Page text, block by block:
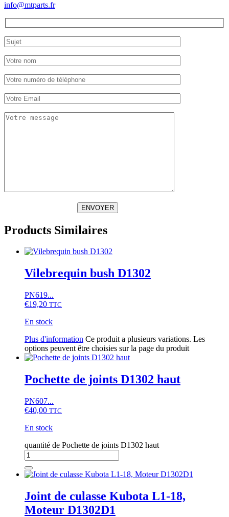
info@mtparts.fr
ENVOYER
Products Similaires
Vilebrequin bush D1302
PN619...
€19,20 TTC
En stock
Plus d'information Ce produit a plusieurs variations. Les
options peuvent être choisies sur la page du produit
Pochette de joints D1302 haut
PN607...
€40,00 TTC
En stock
quantité de Pochette de joints D1302 haut
Joint de culasse Kubota L1-18,
Moteur D1302D1